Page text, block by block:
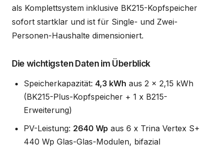
als Komplettsystem inklusive BK215-Kopfspeicher
sofort startklar und ist für Single- und Zwei-
Personen-Haushalte dimensioniert.
Die wichtigsten Daten im Überblick
Speicherkapazität: 4,3 kWh aus 2 x 2,15 kWh
(BK215-Plus-Kopfspeicher + 1 x B215-
Erweiterung)
PV-Leistung: 2640 Wp aus 6 x Trina Vertex S+
440 Wp Glas-Glas-Modulen, bifazial